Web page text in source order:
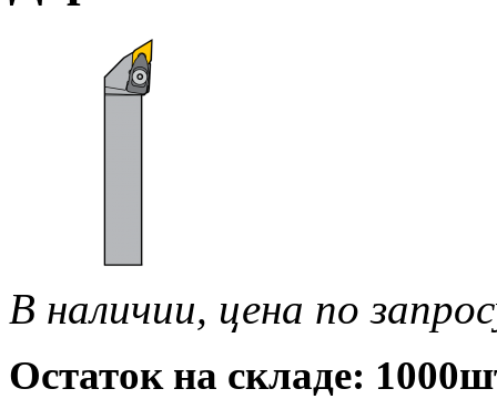
В наличии, цена по
Остаток на складе: